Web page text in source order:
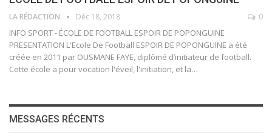
LA RÉDACTION Déc 18, 2018 0
INFO SPORT - ÉCOLE DE FOOTBALL ESPOIR DE POPONGUINE
PRESENTATION L'Ecole De Football ESPOIR DE POPONGUINE a été
créée en 2011 par OUSMANE FAYE, diplômé d’initiateur de football.
Cette école a pour vocation l'éveil, l'initiation, et la…
MESSAGES RÉCENTS